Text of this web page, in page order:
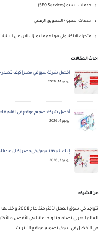
خدمات السيو (SEO Services)
خدمات السيو / التسويق الرقمي
متجرك الالكتروني هو اهم ما يميزك الان علي
أحدث المقالات
أفضل شركة سيو في مصر | كيف تتصدر جوجل
يونيو 14, 2026
أفضل شركة تصميم مواقع في القاهرة لعام 2026 | كيان
يونيو 4, 2026
إليك شركة تسويق في مصر | كيان ميديا
يونيو 3, 2026
عن الشركه
نتواجد في سوق
العالم العربي تصاميمنا و خدماتنا هي الأفضل و
هي الأفضل في سوق تصميم مواقع الأنترنت